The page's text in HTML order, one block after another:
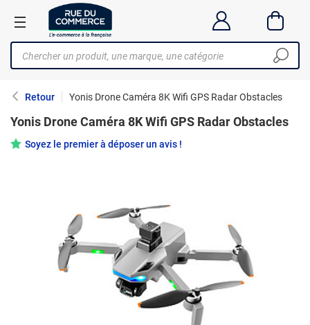
Retour Yonis Drone Caméra 8K Wifi GPS Radar Obstacles
Yonis Drone Caméra 8K Wifi GPS Radar Obstacles
Soyez le premier à déposer un avis !